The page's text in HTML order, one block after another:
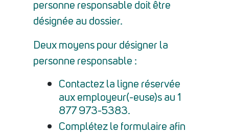
personne responsable doit être
désignée au dossier.
Deux moyens pour désigner la
personne responsable :
Contactez la ligne réservée
aux employeur(-euse)s au 1
877 973-5383.
Complétez le formulaire afin